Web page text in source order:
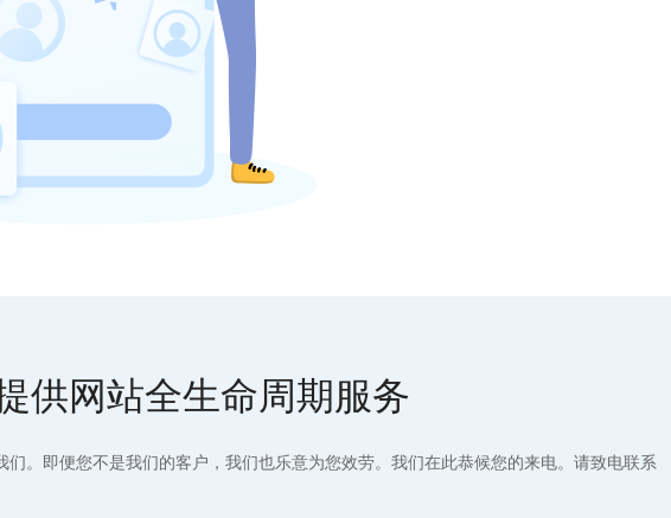
供网站全生命周期服务
。即便您不是我们的客户，我们也乐意为您效劳。我们在此恭候您的来电。请致电联系